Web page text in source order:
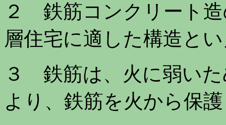
２ 鉄筋コンクリート
層住宅に適した構造と
３ 鉄筋は、火に弱い
より、鉄筋を火から保